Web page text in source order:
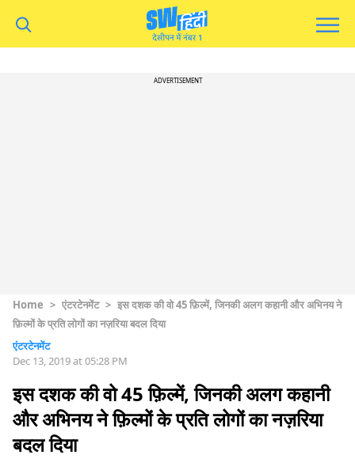
ADVERTISEMENT
Home > एंटरटेनमेंट > इस दशक की वो 45 फ़िल्में, जिनकी अलग कहानी और अभिनय ने
फ़िल्मों के प्रति लोगों का नज़रिया बदल दिया
एंटरटेनमेंट
Dec 13, 2019 at 05:28 PM
इस दशक की वो 45 फ़िल्में, जिनकी अलग कहानी
और अभिनय ने फ़िल्मों के प्रति लोगों का नज़रिया
बदल दिया